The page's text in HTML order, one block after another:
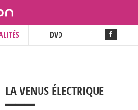
DVD
LA VENUS ÉLECTRIQUE
___